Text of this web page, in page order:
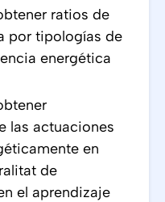
ratios de
por tipologías de
energética
las actuaciones
en
de
el aprendizaje